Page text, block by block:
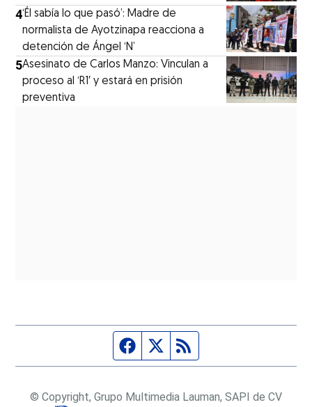
4‘Él sabía lo que pasó’: Madre de
normalista de Ayotzinapa reacciona a
detención de Ángel ‘N’
5Asesinato de Carlos Manzo: Vinculan a
proceso al ‘R1′ y estará en prisión
preventiva
Página de Facebook
Fuente Twitter
© Copyright, Grupo Multimedia Lauman, SAPI de CV